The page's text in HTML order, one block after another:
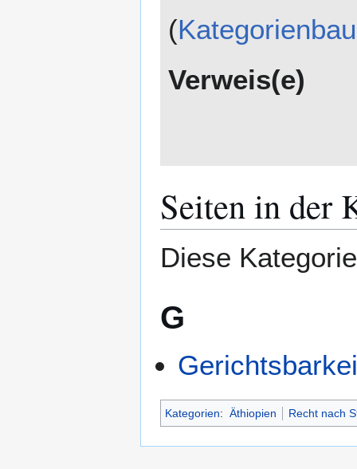
(
Verweis(e)
Seiten in der
Diese
G
Kategorien: Äthiopien Recht nach